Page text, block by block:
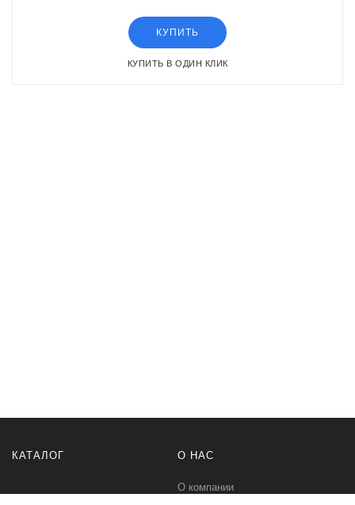
КУПИТЬ
КУПИТЬ В ОДИН КЛИК
КАТАЛОГ О НАС
О компании